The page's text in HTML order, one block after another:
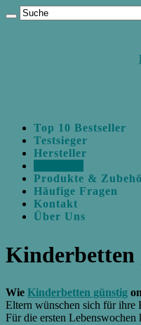
Top 10 Bestseller
Testsieger
Hersteller
Produkte &
Häufige Fragen
Kontakt
Über Uns
Kinderbetten
Wie Kinderbetten günstig
Eltern wünschen sich für ihre
Für die ersten